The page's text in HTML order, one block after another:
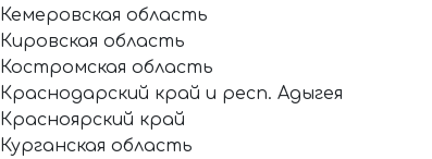
Кемеровская область
Кировская область
Костромская область
Краснодарский край и респ. Адыгея
Красноярский край
Курганская область